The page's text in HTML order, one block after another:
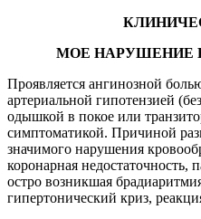
МОЕ НАРУШЕНИЕ
Проявляется ангинозной
артериальной гипотензией
одышкой в покое или
симптоматикой. Причиной
значимого нарушения
коронарная недостаточность,
остро возникшая
гипертонический криз,